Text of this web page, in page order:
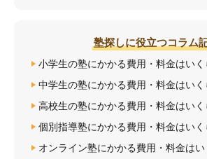
塾探しに役立つコラム
小学生の塾にかかる費用・料金はいく
中学生の塾にかかる費用・料金はいく
高校生の塾にかかる費用・料金はいく
個別指導塾にかかる費用・料金はいく
オンライン塾にかかる費用・料金はい